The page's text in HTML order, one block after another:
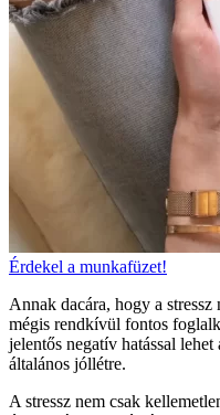
Érdekel a munkafüzet!
Annak dacára, hogy a
mégis rendkívül fontos
jelentős negatív hatással lehet
általános jóllétre.
A stressz nem csak